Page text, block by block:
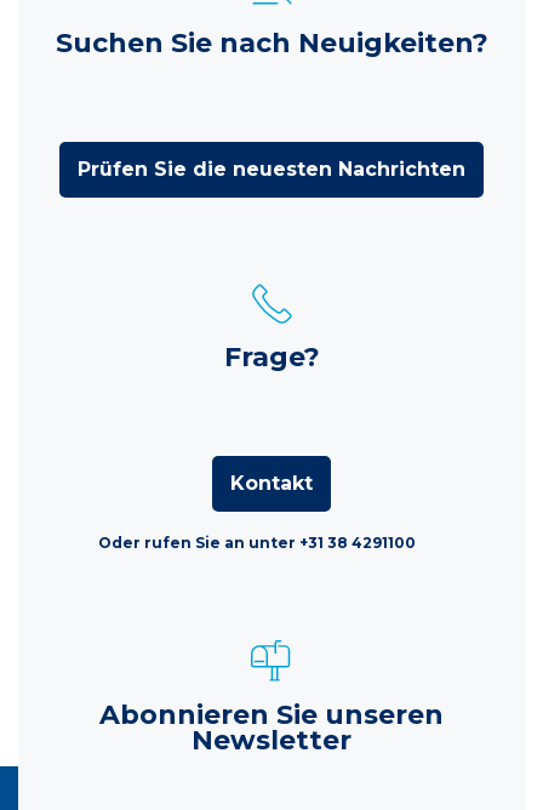
Suchen Sie nach Neuigkeiten?
Prüfen Sie die neuesten Nachrichten
Frage?
Kontakt
Oder rufen Sie an unter +31 38 4291100
Abonnieren Sie unseren
Newsletter